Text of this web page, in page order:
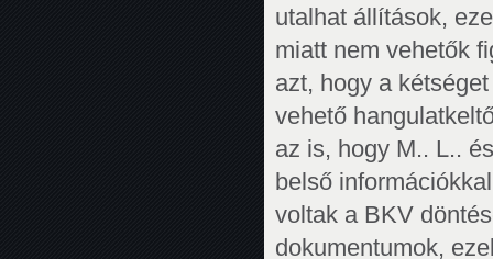
utalhat állítások,
miatt nem vehetők
azt, hogy a
vehető
az is, hogy M.. L..
belső
voltak a BKV
dokumentumok,